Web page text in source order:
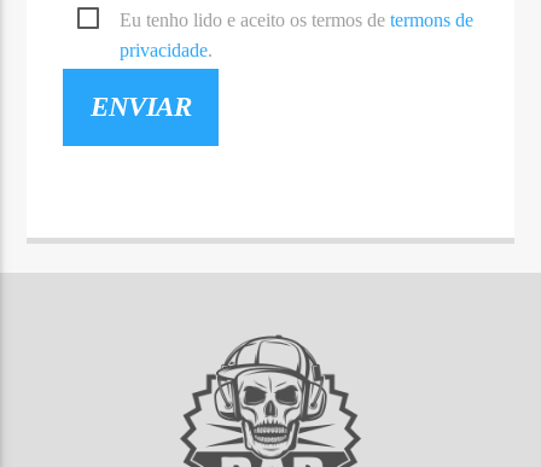
Eu tenho lido e aceito os termos determons de
privacidade.
ENVIAR